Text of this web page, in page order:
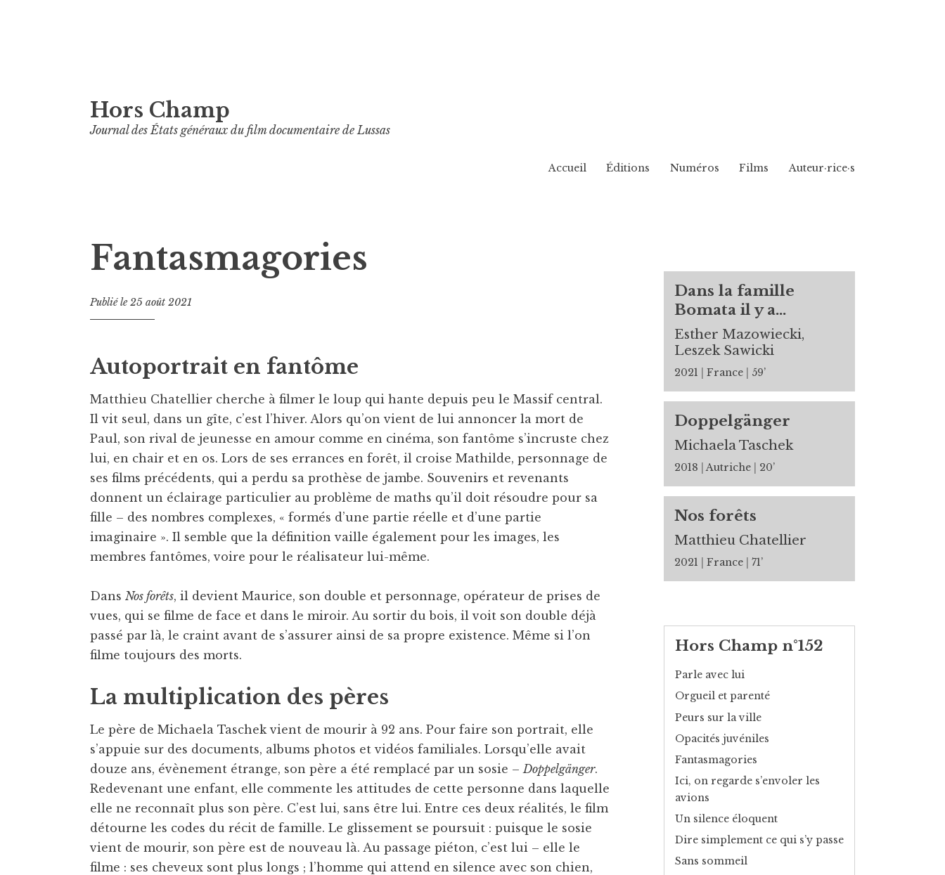
au
contenu
Hors Champ
Journal des États généraux du film documentaire de Lussas
Accueil Éditions Numéros Films Auteur·rice·s
Fantasmagories
Publié le25 août 2021
Autoportrait en fantôme
Matthieu Chatellier cherche à filmer le loup qui hante depuis peu le Massif central.
Il vit seul, dans un gîte, c’est l’hiver. Alors qu’on vient de lui annoncer la mort de
Paul, son rival de jeunesse en amour comme en cinéma, son fantôme s’incruste chez
lui, en chair et en os. Lors de ses errances en forêt, il croise Mathilde, personnage de
ses films précédents, qui a perdu sa prothèse de jambe. Souvenirs et revenants
donnent un éclairage particulier au problème de maths qu’il doit résoudre pour sa
fille – des nombres complexes, « formés d’une partie réelle et d’une partie
imaginaire ». Il semble que la définition vaille également pour les images, les
membres fantômes, voire pour le réalisateur lui-même.
Dans Nos forêts, il devient Maurice, son double et personnage, opérateur de prises de
vues, qui se filme de face et dans le miroir. Au sortir du bois, il voit son double déjà
passé par là, le craint avant de s’assurer ainsi de sa propre existence. Même si l’on
filme toujours des morts.
La multiplication des pères
Le père de Michaela Taschek vient de mourir à 92 ans. Pour faire son portrait, elle
s’appuie sur des documents, albums photos et vidéos familiales. Lorsqu’elle avait
douze ans, évènement étrange, son père a été remplacé par un sosie – Doppelgänger.
Redevenant une enfant, elle commente les attitudes de cette personne dans laquelle
elle ne reconnaît plus son père. C’est lui, sans être lui. Entre ces deux réalités, le film
détourne les codes du récit de famille. Le glissement se poursuit : puisque le sosie
vient de mourir, son père est de nouveau là. Au passage piéton, c’est lui – elle le
filme : ses cheveux sont plus longs ; l’homme qui attend en silence avec son chien,
Dans la famille
Bomata il y a…
Esther Mazowiecki,
Leszek Sawicki
2021 France 59’
Doppelgänger
Michaela Taschek
2018 Autriche 20’
Nos forêts
Matthieu Chatellier
2021 France 71’
Hors Champ n°152
Parle avec lui
Orgueil et parenté
Peurs sur la ville
Opacités juvéniles
Fantasmagories
Ici, on regarde s’envoler les
avions
Un silence éloquent
Dire simplement ce qui s’y passe
Sans sommeil